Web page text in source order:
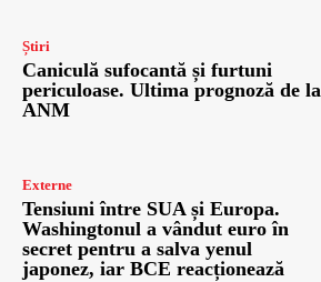
Știri
Caniculă sufocantă și furtuni
periculoase. Ultima prognoză de la
ANM
Externe
Tensiuni între SUA și Europa.
Washingtonul a vândut euro în
secret pentru a salva yenul
japonez, iar BCE reacționează